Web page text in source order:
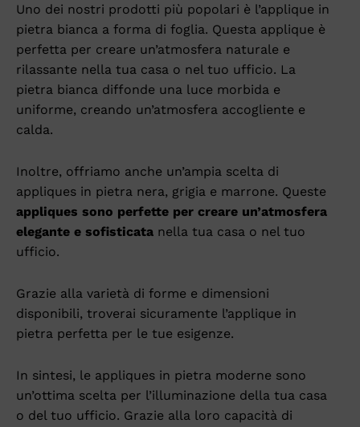
Uno dei nostri prodotti più popolari è l’applique in
pietra bianca a forma di foglia. Questa applique è
perfetta per creare un’atmosfera naturale e
rilassante nella tua casa o nel tuo ufficio. La
pietra bianca diffonde una luce morbida e
uniforme, creando un’atmosfera accogliente e
calda.
Inoltre, offriamo anche un’ampia scelta di
appliques in pietra nera, grigia e marrone. Queste
appliques sono perfette per creare un’atmosfera
elegante e sofisticata nella tua casa o nel tuo
ufficio.
Grazie alla varietà di forme e dimensioni
disponibili, troverai sicuramente l’applique in
pietra perfetta per le tue esigenze.
In sintesi, le appliques in pietra moderne sono
un’ottima scelta per l’illuminazione della tua casa
o del tuo ufficio. Grazie alla loro capacità di